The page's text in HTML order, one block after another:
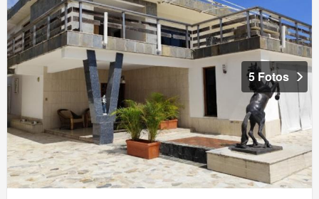
5 Fotos